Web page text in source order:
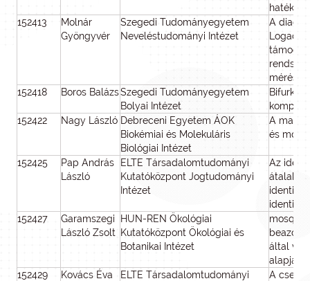
152413
Molnár
Gyöngyvér
Szegedi Tudományegyetem
Neveléstudományi Intézet
A
152418
Boros BalázsSzegedi Tudományegyetem
Bolyai Intézet
152422
Nagy László Debreceni Egyetem ÁOK
Biokémiai és Molekuláris
Biológiai Intézet
A
és
152425
Pap András
László
ELTE Társadalomtudományi
Kutatóközpont Jogtudományi
Intézet
Az
152427
Garamszegi
László Zsolt
HUN-REN Ökológiai
Kutatóközpont Ökológiai és
Botanikai Intézet
által
alapján
152429
Kovács Éva
ELTE Társadalomtudományi
A csend